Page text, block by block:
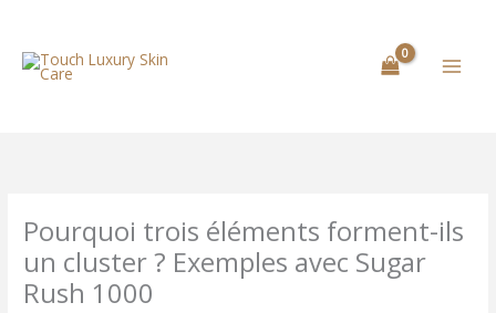
content
Pourquoi trois éléments forment-ils
un cluster ? Exemples avec Sugar
Rush 1000